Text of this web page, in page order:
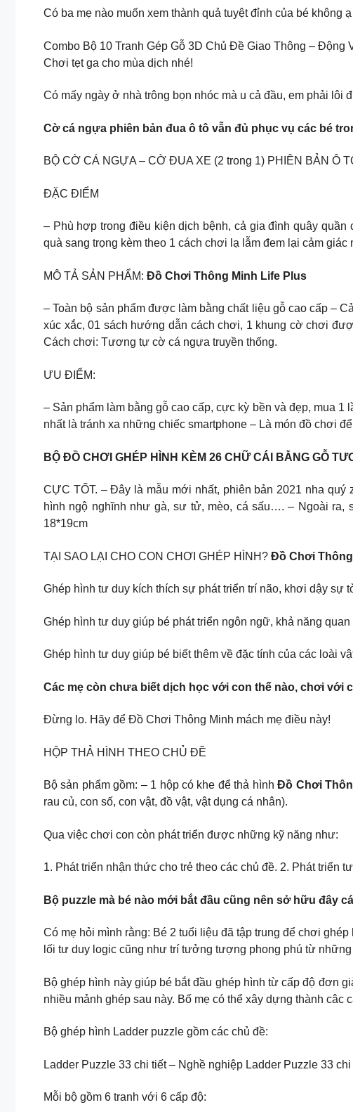
Có ba mẹ nào muốn xem thành quả tuyệt đỉnh của bé không
Combo Bộ 10 Tranh Gép Gỗ 3D Chủ Đề Giao Thông – Động
Chơi tẹt ga cho mùa dịch nhé!
Có mấy ngày ở nhà trông bọn nhóc mà u cả đầu, em phải
Cờ cá ngựa phiên bản đua ô tô vẫn đủ phục vụ các bé
BỘ CỜ CÁ NGỰA – CỜ ĐUA XE (2 trong 1) PHIÊN BẢN Ô
ĐẶC ĐIỂM
– Phù hợp trong điều kiện dịch bệnh, cả gia đình quây
quà sang trọng kèm theo 1 cách chơi lạ lẫm đem lại cảm
MÔ TẢ SẢN PHẨM: Đồ Chơi Thông Minh Life Plus
– Toàn bộ sản phẩm được làm bằng chất liệu gỗ cao cấp –
xúc xắc, 01 sách hướng dẫn cách chơi, 1 khung cờ chơi
Cách chơi: Tương tự cờ cá ngựa truyền thống.
ƯU ĐIỂM:
– Sản phẩm làm bằng gỗ cao cấp, cực kỳ bền và đẹp, mua
nhất là tránh xa những chiếc smartphone – Là món đồ chơi
BỘ ĐỒ CHƠI GHÉP HÌNH KÈM 26 CHỮ CÁI BẰNG GỖ
CỰC TỐT. – Đây là mẫu mới nhất, phiên bản 2021 nha
hình ngộ nghĩnh như gà, sư tử, mèo, cá sấu…. – Ngoài ra,
18*19cm
TẠI SAO LẠI CHO CON CHƠI GHÉP HÌNH? Đồ Chơi
Ghép hình tư duy kích thích sự phát triển trí não, khơi dậy sự
Ghép hình tư duy giúp bé phát triển ngôn ngữ, khả năng
Ghép hình tư duy giúp bé biết thêm về đặc tính của các loài
Các mẹ còn chưa biết dịch học với con thế nào, chơi với
Đừng lo. Hãy để Đồ Chơi Thông Minh mách mẹ điều này!
HỘP THẢ HÌNH THEO CHỦ ĐỀ
Bộ sản phẩm gồm: – 1 hộp có khe để thả hìnhĐồ Chơi
rau củ, con số, con vật, đồ vật, vật dụng cá nhân).
Qua việc chơi con còn phát triển được những kỹ năng như:
1. Phát triển nhận thức cho trẻ theo các chủ đề. 2. Phát triển
Bộ puzzle mà bé nào mới bắt đầu cũng nên sở hữu đây
Có mẹ hỏi mình rằng: Bé 2 tuổi liệu đã tập trung để chơi
lối tư duy logic cũng như trí tưởng tượng phong phú từ những
Bộ ghép hình này giúp bé bắt đầu ghép hình từ cấp độ đơn
nhiều mảnh ghép sau này. Bố mẹ có thể xây dựng thành câc
Bộ ghép hình Ladder puzzle gồm các chủ đề:
Ladder Puzzle 33 chi tiết – Nghề nghiệp Ladder Puzzle 33
Mỗi bộ gồm 6 tranh với 6 cấp độ: